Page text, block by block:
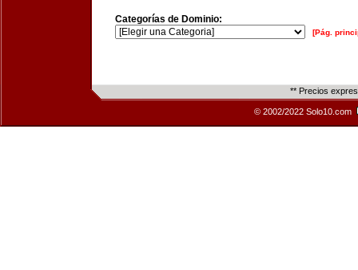
Categorías de Dominio:
[Pág.
** Precios
© 2002/2022 Solo10.com